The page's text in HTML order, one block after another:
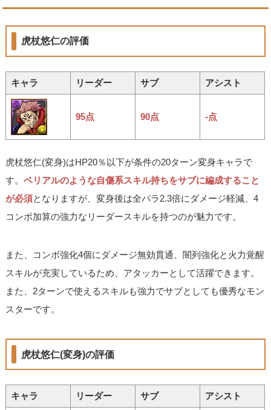
虎杖悠仁の評価
キャラ リーダー サブ アシスト
95点 90点 -点
虎杖悠仁(変身)はHP20％以下が条件の20ターン変身キャラで
す。ベリアルのような自傷系スキル持ちをサブに編成すること
が必須となりますが、変身後は全パラ2.3倍にダメージ軽減、4
コンボ加算の強力なリーダースキルを持つのが魅力です。
また、コンボ強化4個にダメージ無効貫通、闇列強化と火力覚醒
スキルが充実しているため、アタッカーとして活躍できます。
また、2ターンで使えるスキルも強力でサブとしても優秀なモン
スターです。
虎杖悠仁(変身)の評価
キャラ リーダー サブ アシスト